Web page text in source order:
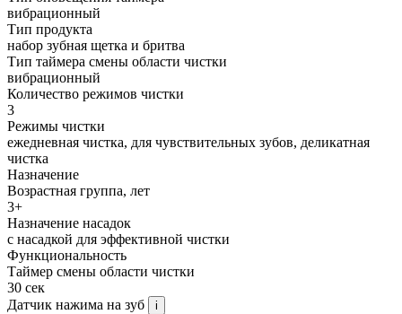
вибрационный
Тип продукта
набор зубная щетка и бритва
Тип таймера смены области чистки
вибрационный
Количество режимов чистки
3
Режимы чистки
ежедневная чистка, для чувствительных зубов, деликатная
чистка
Назначение
Возрастная группа, лет
3+
Назначение насадок
с насадкой для эффективной чистки
Функциональность
Таймер смены области чистки
30 сек
Датчик нажима на зуб
i